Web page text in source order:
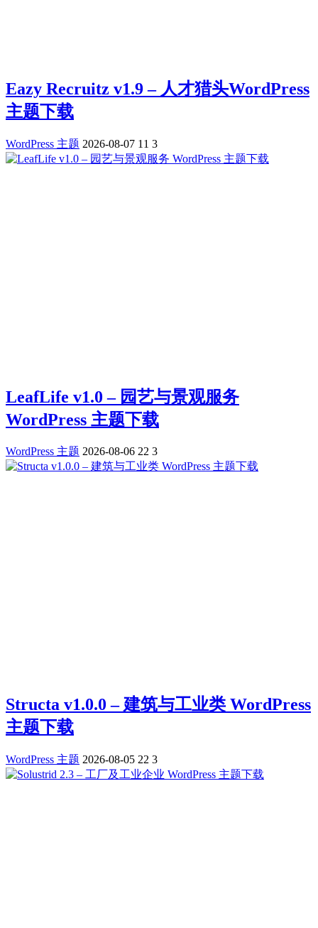
Eazy Recruitz v1.9 – 人才猎头WordPress
主题下载
WordPress 主题 2026-08-07 11 3
LeafLife v1.0 – 园艺与景观服务
WordPress 主题下载
WordPress 主题 2026-08-06 22 3
Structa v1.0.0 – 建筑与工业类 WordPress
主题下载
WordPress 主题 2026-08-05 22 3